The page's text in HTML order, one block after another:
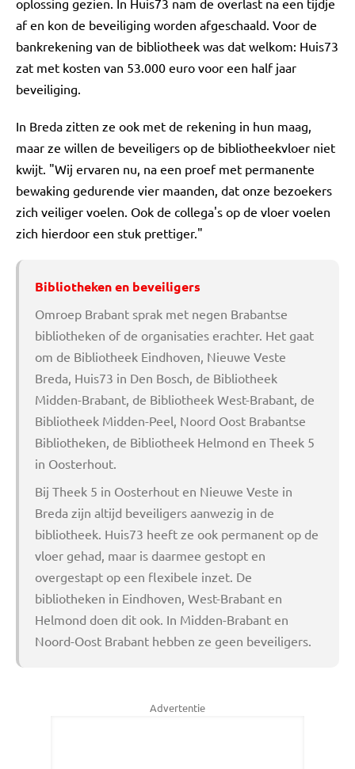
oplossing gezien. In Huis73 nam de overlast na een tijdje
af en kon de beveiliging worden afgeschaald. Voor de
bankrekening van de bibliotheek was dat welkom: Huis73
zat met kosten van 53.000 euro voor een half jaar
beveiliging.
In Breda zitten ze ook met de rekening in hun maag,
maar ze willen de beveiligers op de bibliotheekvloer niet
kwijt. "Wij ervaren nu, na een proef met permanente
bewaking gedurende vier maanden, dat onze bezoekers
zich veiliger voelen. Ook de collega's op de vloer voelen
zich hierdoor een stuk prettiger."
Bibliotheken en beveiligers
Omroep Brabant sprak met negen Brabantse
bibliotheken of de organisaties erachter. Het gaat
om de Bibliotheek Eindhoven, Nieuwe Veste
Breda, Huis73 in Den Bosch, de Bibliotheek
Midden-Brabant, de Bibliotheek West-Brabant, de
Bibliotheek Midden-Peel, Noord Oost Brabantse
Bibliotheken, de Bibliotheek Helmond en Theek 5
in Oosterhout.
Bij Theek 5 in Oosterhout en Nieuwe Veste in
Breda zijn altijd beveiligers aanwezig in de
bibliotheek. Huis73 heeft ze ook permanent op de
vloer gehad, maar is daarmee gestopt en
overgestapt op een flexibele inzet. De
bibliotheken in Eindhoven, West-Brabant en
Helmond doen dit ook. In Midden-Brabant en
Noord-Oost Brabant hebben ze geen beveiligers.
Advertentie